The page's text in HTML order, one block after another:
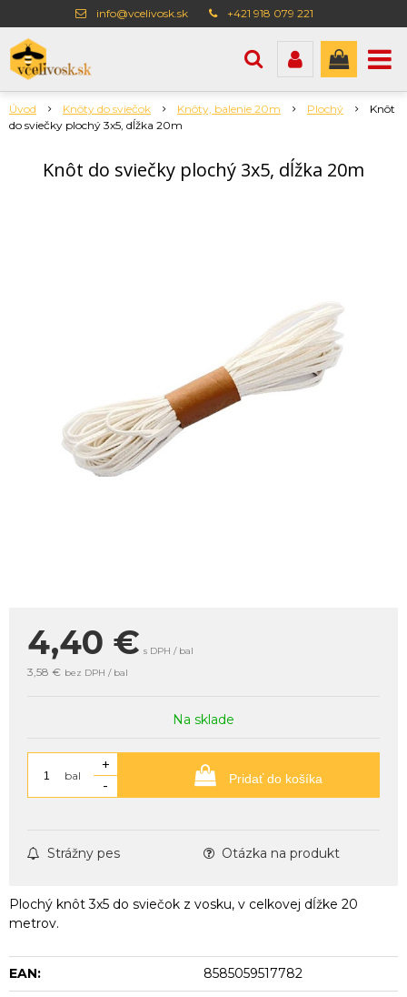
info@vcelivosk.sk +421 918 079 221
Úvod Knôty do sviečok Knôty, balenie 20m Plochý
Knôt
do sviečky plochý 3x5, dĺžka 20m
Knôt do sviečky plochý 3x5, dĺžka 20m
4,40 € s DPH / bal
3,58 € bez DPH / bal
Na sklade
bal
+
-
Pridať do košíka
Strážny pes Otázka na produkt
Plochý knôt 3x5 do sviečok z vosku, v celkovej dĺžke 20
metrov.
EAN: 8585059517782